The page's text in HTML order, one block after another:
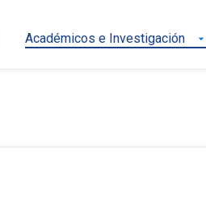
Académicos e Investigación arrow_drop_down